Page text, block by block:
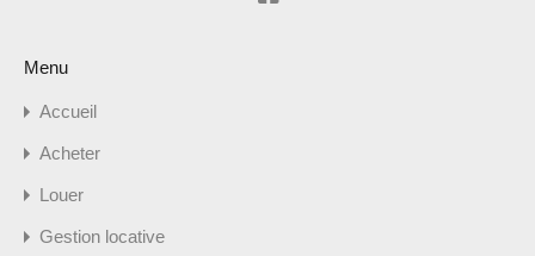
Menu
Accueil
Acheter
Louer
Gestion locative